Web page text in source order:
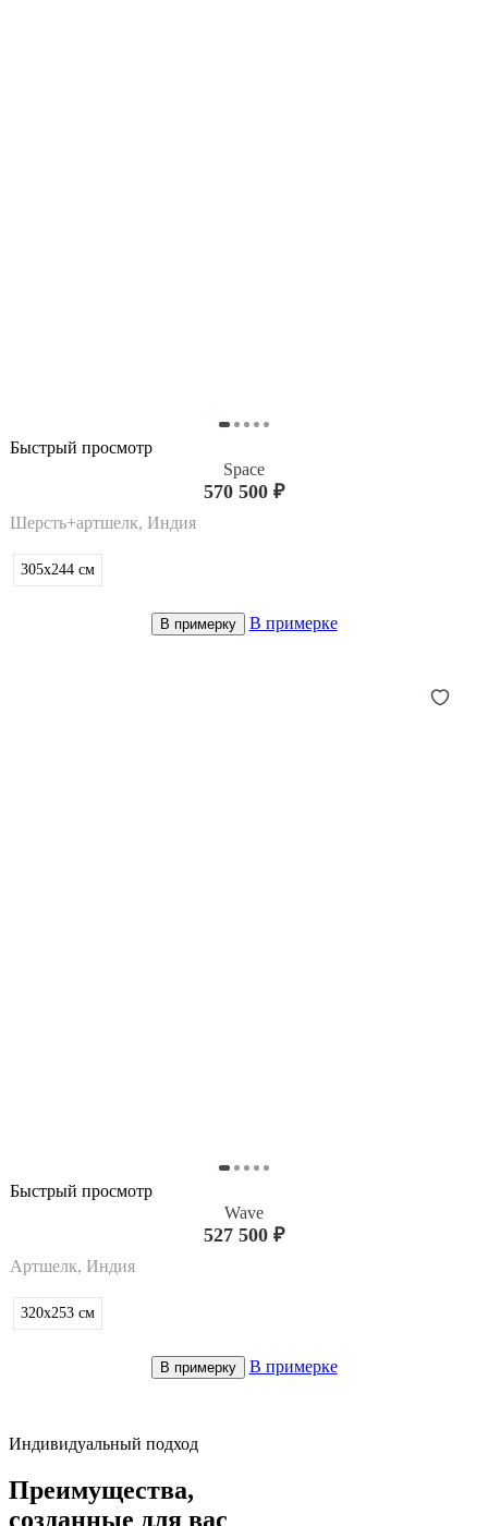
Быстрый просмотр
Space
570 500 ₽
Шерсть+артшелк, Индия
305x244 см
В примерку В примерке
Быстрый просмотр
Wave
527 500 ₽
Артшелк, Индия
320x253 см
В примерку В примерке
Индивидуальный подход
Преимущества,
созданные для вас